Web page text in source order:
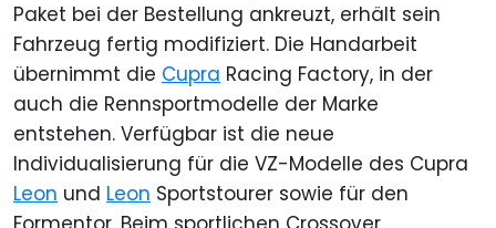
Paket bei der Bestellung ankreuzt, erhält sein
Fahrzeug fertig modifiziert. Die Handarbeit
übernimmt die Cupra Racing Factory, in der
auch die Rennsportmodelle der Marke
entstehen. Verfügbar ist die neue
Individualisierung für die VZ-Modelle des Cupra
Leon und Leon Sportstourer sowie für den